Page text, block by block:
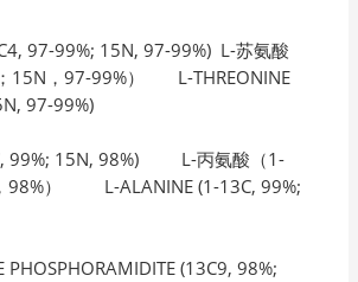
97-99%; 15N, 97-99%) L-苏氨酸
；15N，97-99%） L-THREONINE
97-99%)
99%; 15N, 98%) L-丙氨酸（1-
98%） L-ALANINE (1-13C, 99%;
PHOSPHORAMIDITE (13C9, 98%;